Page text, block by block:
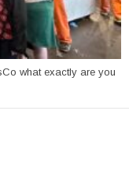
what exactly are you